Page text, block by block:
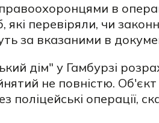
в
які перевіряли, чи
за вказаними в
дім" у Гамбурзі
не повністю.
поліцейські операції,